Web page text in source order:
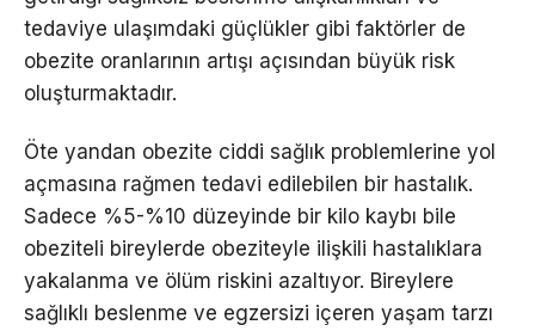
tedaviye ulaşımdaki güçlükler gibi faktörler de
obezite oranlarının artışı açısından büyük risk
oluşturmaktadır.
Öte yandan obezite ciddi sağlık problemlerine yol
açmasına rağmen tedavi edilebilen bir hastalık.
Sadece %5-%10 düzeyinde bir kilo kaybı bile
obeziteli bireylerde obeziteyle ilişkili hastalıklara
yakalanma ve ölüm riskini azaltıyor. Bireylere
sağlıklı beslenme ve egzersizi içeren yaşam tarzı